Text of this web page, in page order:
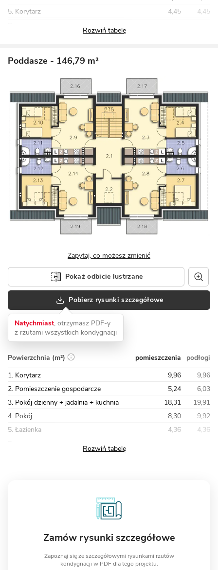
5. Korytarz
4,45
4,45
Poddasze - 146,79 m²
Zapytaj, co możesz zmienić
Pokaż odbicie lustrzane
Pobierz rysunki szczegółowe
Natychmiast, otrzymasz PDF-y
z rzutami wszystkich kondygnacji
Powierzchnia (m²) pomieszczenia
podłogi
1. Korytarz
9,96
9,96
2. Pomieszczenie gospodarcze
5,24
6,03
3. Pokój dzienny + jadalnia + kuchnia
18,31
19,91
4. Pokój
8,30
9,92
5. Łazienka
4,36
4,36
Zamów rysunki szczegółowe
Zapoznaj się ze szczegółowymi rysunkami rzutów
kondygnacji w PDF dla tego projektu.